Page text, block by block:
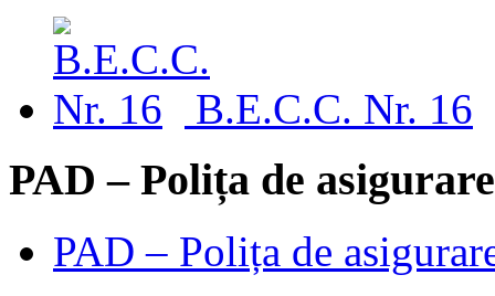
B.E.C.C. Nr. 16
PAD – Polița de asigurare
PAD – Polița de